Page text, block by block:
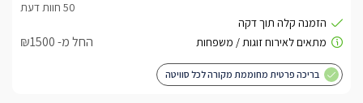
שלל סגנונות עיסויי לגוף ולנפש עומדים לרשותכם להזמנה עם החל מ- ₪1500
בריכה פרטית מחוממת מקורה לכל סוויטה